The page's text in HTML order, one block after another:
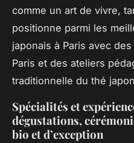
comme un art de vivre,
positionne parmi les
japonais à Paris avec
Paris et des ateliers
traditionnelle du thé
Spécialités et
dégustations,
bio et d’exception